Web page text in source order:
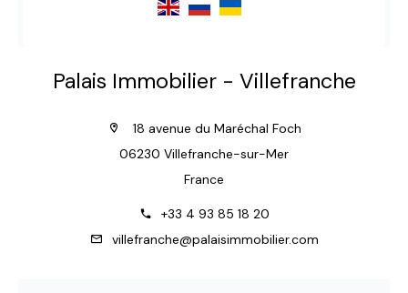
Palais Immobilier - Villefranche
18 avenue du Maréchal Foch
06230 Villefranche-sur-Mer
France
+33 4 93 85 18 20
villefranche@palaisimmobilier.com